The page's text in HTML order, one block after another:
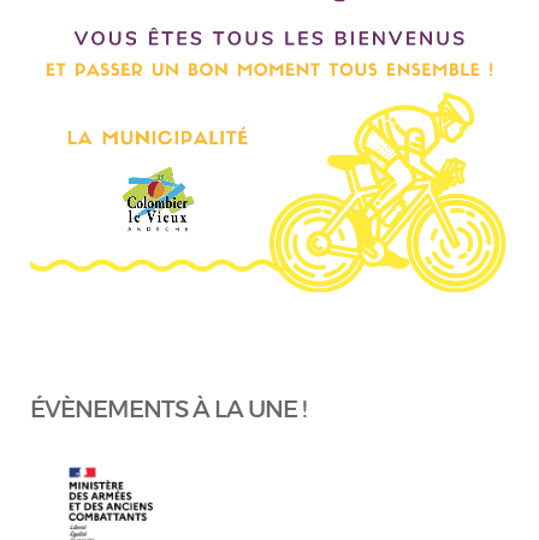
ÉVÈNEMENTS À LA UNE !